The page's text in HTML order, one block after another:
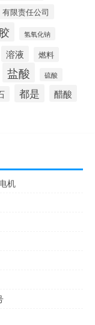
有限责任公司
氢氧化钠
溶液 燃料
盐酸 硫酸
都是 醋酸
机